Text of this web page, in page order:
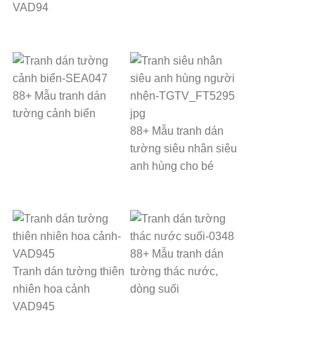
VAD94
88+ Mẫu tranh dán
tường cảnh biển
88+ Mẫu tranh dán
tường siêu nhân siêu
anh hùng cho bé
Tranh dán tường thiên
nhiên hoa cảnh
VAD945
88+ Mẫu tranh dán
tường thác nước,
dòng suối